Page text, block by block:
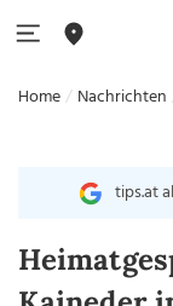
Home Nachrichten
tips.at